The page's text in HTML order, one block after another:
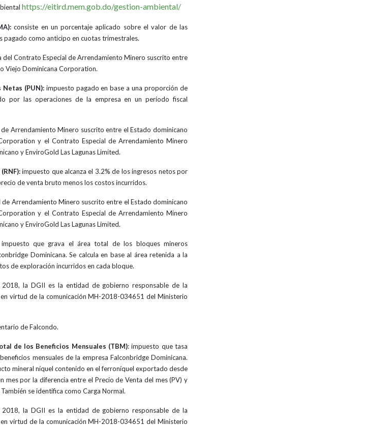
https://eitird.mem.gob.do/gestion-ambiental/
consiste en un porcentaje aplicado sobre el valor de las
pagado como anticipo en cuotas trimestrales.
del Contrato Especial de Arrendamiento Minero suscrito entre
Viejo Dominicana Corporation.
(PUN):impuesto pagado en base a una proporción de
por las operaciones de la empresa en un período fiscal
Arrendamiento Minero suscrito entre el Estado dominicano
y el Contrato Especial de Arrendamiento Minero
y EnviroGold Las Lagunas Limited.
impuesto que alcanza el 3.2% de los ingresos netos por
de venta bruto menos los costos incurridos.
Arrendamiento Minero suscrito entre el Estado dominicano
y el Contrato Especial de Arrendamiento Minero
y EnviroGold Las Lagunas Limited.
impuesto que grava el área total de los bloques mineros
Dominicana. Se calcula en base al área retenida a la
de exploración incurridos en cada bloque.
la DGII es la entidad de gobierno responsable de la
virtud de la comunicación MH-2018-034651 del Ministerio
de Falcondo.
de los Beneficios Mensuales (TBM): impuesto que tasa
mensuales de la empresa Falconbridge Dominicana.
mineral níquel contenido en el ferroníquel exportado desde
mes por la diferencia entre el Precio de Venta del mes (PV) y
se identifica como Carga Normal.
la DGII es la entidad de gobierno responsable de la
virtud de la comunicación MH-2018-034651 del Ministerio